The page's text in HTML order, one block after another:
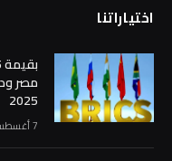
اختياراتنا
2025
7 أغسطس، 2026